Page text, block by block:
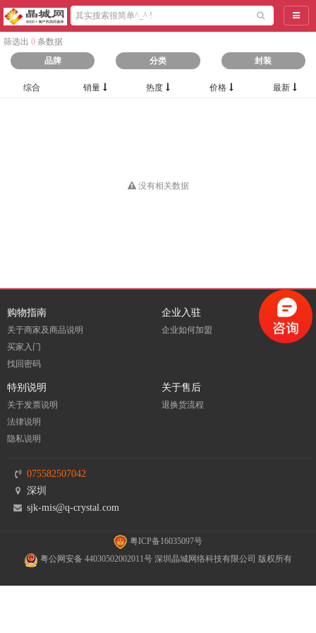
导航
筛选出 0 条数据
品牌
分类 封装
综合 销量 热度 价格 最新
没有相关数据
购物指南
关于商家及商品说明
买家入门
找回密码
企业入驻
企业如何加盟
特别说明
关于发票说明
法律说明
隐私说明
关于售后
退换货流程
075582507042
深圳
sjk-mis@q-crystal.com
粤ICP备16035097号
粤公网安备 44030502002011号 深圳晶城网络科技有限公司 版权所有